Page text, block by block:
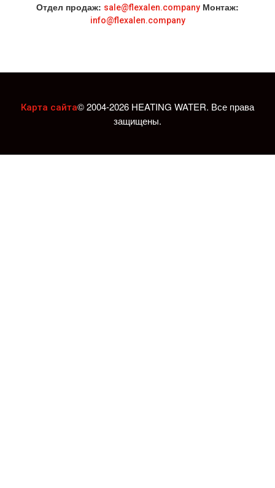
Отдел продаж: sale@flexalen.company Монтаж:
info@flexalen.company
Карта сайта© 2004-2026 HEATING WATER. Все права
защищены.